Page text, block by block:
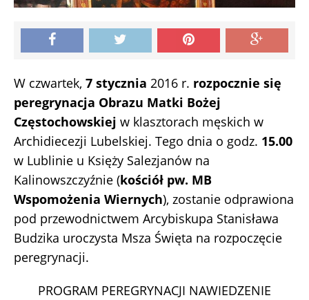
W czwartek, 7 stycznia 2016 r. rozpocznie się
peregrynacja Obrazu Matki Bożej
Częstochowskiej w klasztorach męskich w
Archidiecezji Lubelskiej. Tego dnia o godz. 15.00
w Lublinie u Księży Salezjanów na
Kalinowszczyźnie (kościół pw. MB
Wspomożenia Wiernych), zostanie odprawiona
pod przewodnictwem Arcybiskupa Stanisława
Budzika uroczysta Msza Święta na rozpoczęcie
peregrynacji.
PROGRAM PEREGRYNACJI NAWIEDZENIE